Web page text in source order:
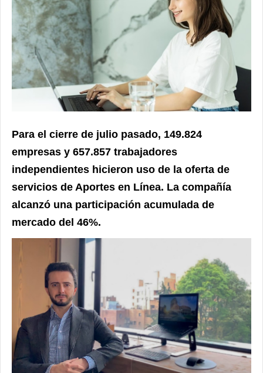
Para el cierre de julio pasado, 149.824
empresas y 657.857 trabajadores
independientes hicieron uso de la oferta de
servicios de Aportes en Línea. La compañía
alcanzó una participación acumulada de
mercado del 46%.